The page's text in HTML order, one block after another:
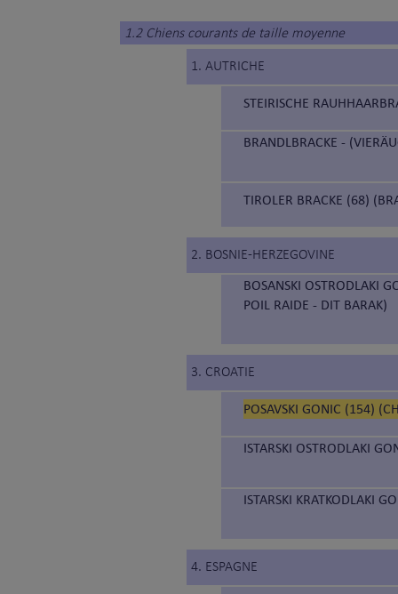
1.2 Chiens courants de taille moyenne
1. AUTRICHE
STEIRISCHE
BRANDLBRACKE -
TIROLER BRACKE (68)
2. BOSNIE-HERZEGOVINE
BOSANSKI OSTRODLAKI
POIL RAIDE - DIT BARAK)
3. CROATIE
POSAVSKI GONIC (154)
ISTARSKI OSTRODLAKI
ISTARSKI KRATKODLAKI
4. ESPAGNE